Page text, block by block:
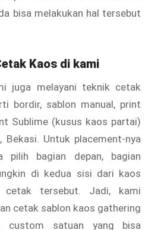
bisa melakukan hal tersebut
Kaos di kami
juga melayani teknik cetak
bordir, sablon manual, print
Sublime (kusus kaos partai)
Bekasi. Untuk placement-nya
pilih bagian depan, bagian
di kedua sisi dari kaos
cetak tersebut. Jadi, kami
cetak sablon kaos gathering
custom satuan yang bisa